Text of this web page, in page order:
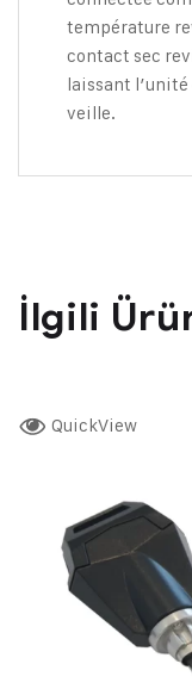
température
contact sec
laissant
veille.
İlgili
QuickView